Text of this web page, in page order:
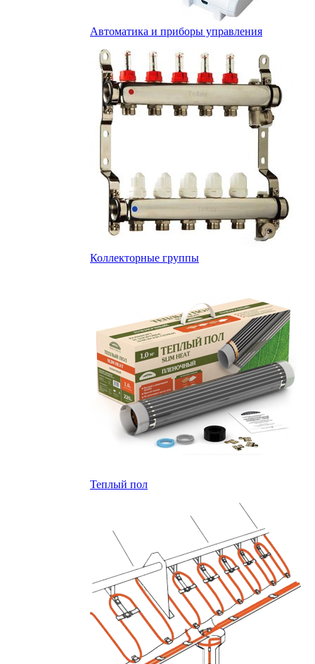
Автоматика и приборы управления
Коллекторные группы
Теплый пол